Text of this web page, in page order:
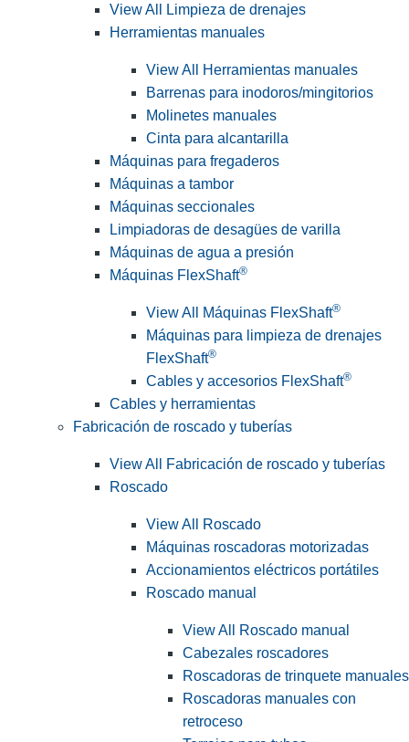
View All Limpieza de drenajes
Herramientas manuales
View All Herramientas manuales
Barrenas para inodoros/mingitorios
Molinetes manuales
Cinta para alcantarilla
Máquinas para fregaderos
Máquinas a tambor
Máquinas seccionales
Limpiadoras de desagües de varilla
Máquinas de agua a presión
Máquinas FlexShaft®
View All Máquinas FlexShaft®
Máquinas para limpieza de drenajes
FlexShaft®
Cables y accesorios FlexShaft®
Cables y herramientas
Fabricación de roscado y tuberías
View All Fabricación de roscado y tuberías
Roscado
View All Roscado
Máquinas roscadoras motorizadas
Accionamientos eléctricos portátiles
Roscado manual
View All Roscado manual
Cabezales roscadores
Roscadoras de trinquete manuales
Roscadoras manuales con
retroceso